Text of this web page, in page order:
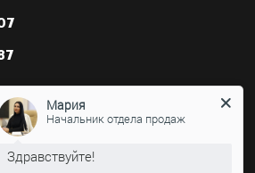
в РФ
Мария
Начальник отдела продаж